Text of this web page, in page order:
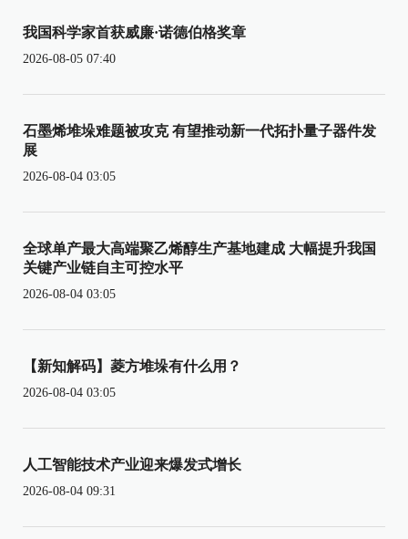
我国科学家首获威廉·诺德伯格奖章
2026-08-05 07:40
石墨烯堆垛难题被攻克 有望推动新一代拓扑量子器件发
展
2026-08-04 03:05
全球单产最大高端聚乙烯醇生产基地建成 大幅提升我国
关键产业链自主可控水平
2026-08-04 03:05
【新知解码】菱方堆垛有什么用？
2026-08-04 03:05
人工智能技术产业迎来爆发式增长
2026-08-04 09:31